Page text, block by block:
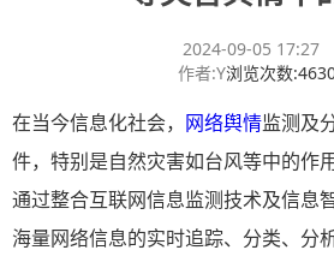
2024-09-05 17:27
作者:Y浏览次数:
在当今信息化社会， 网络舆情监测及
件，特别是自然灾害如台风等中的作
通过整合互联网信息监测技术及信息
海量网络信息的实时追踪、分类、分